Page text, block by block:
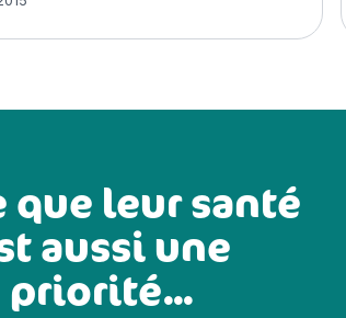
que leur santé
aussi une
priorité...